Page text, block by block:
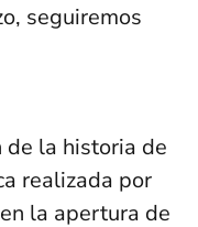
seguiremos
de la historia de
realizada por
la apertura de